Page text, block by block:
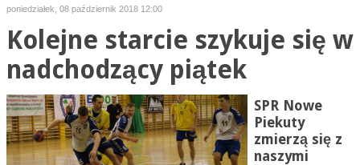
poniedziałek, 08 październik 2018 12:00
Kolejne starcie szykuje się w
nadchodzący piątek
SPR Nowe
Piekuty
zmierzą się z
naszymi